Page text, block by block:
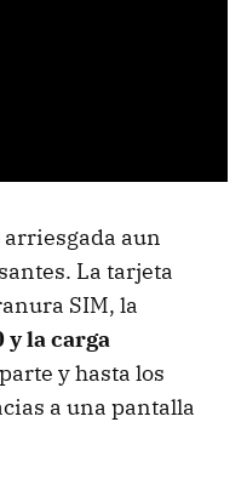
aun
La tarjeta
SIM, la
y la carga
y hasta los
a una pantalla